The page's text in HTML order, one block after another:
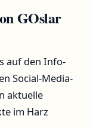
GOslar
auf den Info-
Social-Media-
aktuelle
im Harz